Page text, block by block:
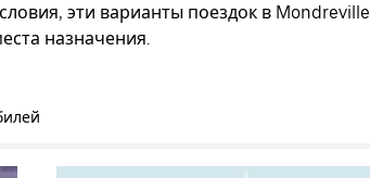
эти варианты поездок в Mondreville
назначения.